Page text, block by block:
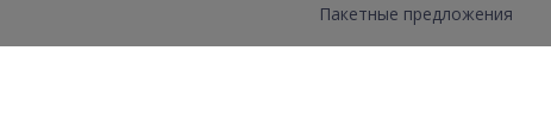
Пакетные предложения
Добавить канал/группу